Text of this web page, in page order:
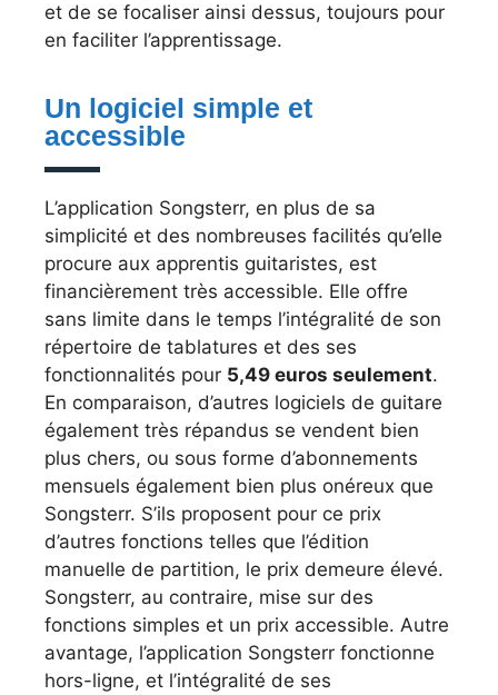
et de se focaliser ainsi dessus, toujours pour
en faciliter l’apprentissage.
Un logiciel simple et
accessible
L’application Songsterr, en plus de sa
simplicité et des nombreuses facilités qu’elle
procure aux apprentis guitaristes, est
financièrement très accessible. Elle offre
sans limite dans le temps l’intégralité de son
répertoire de tablatures et des ses
fonctionnalités pour 5,49 euros seulement.
En comparaison, d’autres logiciels de guitare
également très répandus se vendent bien
plus chers, ou sous forme d’abonnements
mensuels également bien plus onéreux que
Songsterr. S’ils proposent pour ce prix
d’autres fonctions telles que l’édition
manuelle de partition, le prix demeure élevé.
Songsterr, au contraire, mise sur des
fonctions simples et un prix accessible. Autre
avantage, l’application Songsterr fonctionne
hors-ligne, et l’intégralité de ses